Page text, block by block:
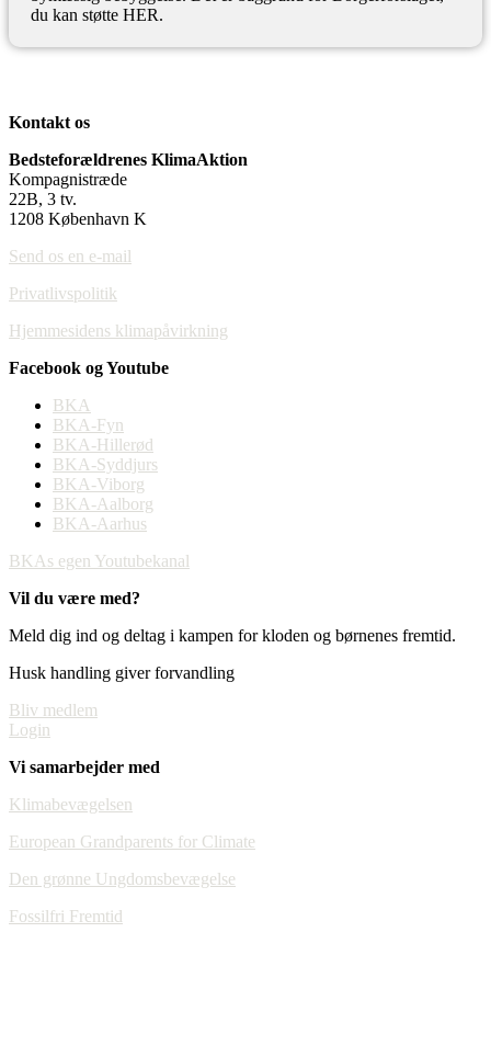
du kan støtte HER.
Kontakt os
Bedsteforældrenes KlimaAktion
Kompagnistræde
22B, 3 tv.
1208 København K
Send os en e-mail
Privatlivspolitik
Hjemmesidens klimapåvirkning
Facebook og Youtube
BKA
BKA-Fyn
BKA-Hillerød
BKA-Syddjurs
BKA-Viborg
BKA-Aalborg
BKA-Aarhus
BKAs egen Youtubekanal
Vil du være med?
Meld dig ind og deltag i kampen for kloden og børnenes fremtid.
Husk handling giver forvandling
Bliv medlem
Login
Vi samarbejder med
Klimabevægelsen
European Grandparents for Climate
Den grønne Ungdomsbevægelse
Fossilfri Fremtid